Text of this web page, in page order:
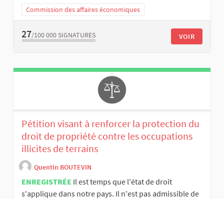
Commission des affaires économiques
27/100 000 SIGNATURES VOIR
Pétition visant à renforcer la protection du
droit de propriété contre les occupations
illicites de terrains
Quentin BOUTEVIN
ENREGISTRÉE Il est temps que l'état de droit
s'applique dans notre pays. Il n'est pas admissible de